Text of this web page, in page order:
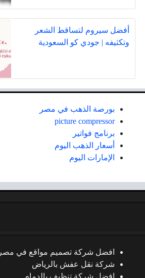
أفضل سيروم لتساقط الشعر
وتكثيفه | جودي كو السعودية
بورصة الذهب في مصر
picture compressor
برنامج فواتير
أسعار الذهب اليوم
الإمارات اليوم
افضل شركة تصميم مواقع في مصر
شركة نقل عفش بالرياض